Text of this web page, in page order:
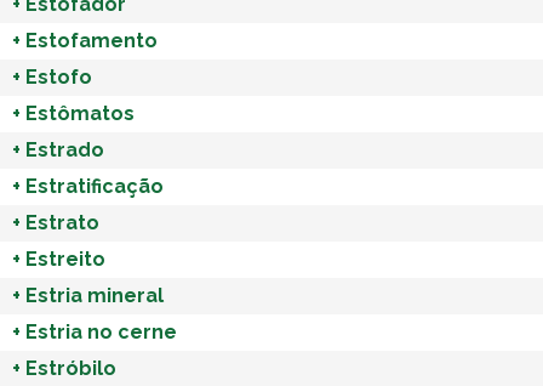
+ Estofamento
+ Estofo
+ Estômatos
+ Estrado
+ Estratificação
+ Estrato
+ Estreito
+ Estria mineral
+ Estria no cerne
+ Estróbilo